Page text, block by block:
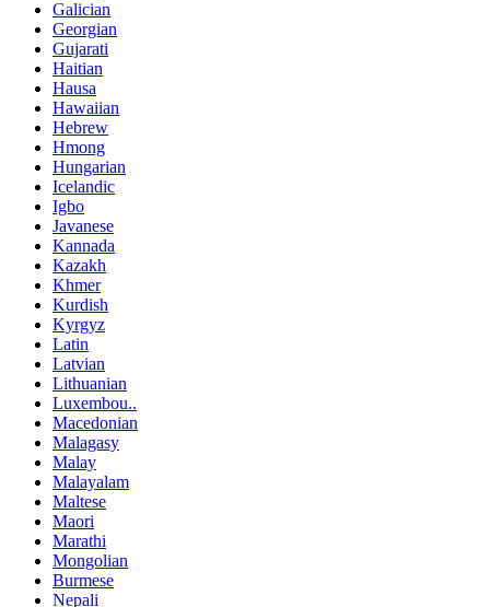
Galician
Georgian
Gujarati
Haitian
Hausa
Hawaiian
Hebrew
Hmong
Hungarian
Icelandic
Igbo
Javanese
Kannada
Kazakh
Khmer
Kurdish
Kyrgyz
Latin
Latvian
Lithuanian
Luxembou..
Macedonian
Malagasy
Malay
Malayalam
Maltese
Maori
Marathi
Mongolian
Burmese
Nepali